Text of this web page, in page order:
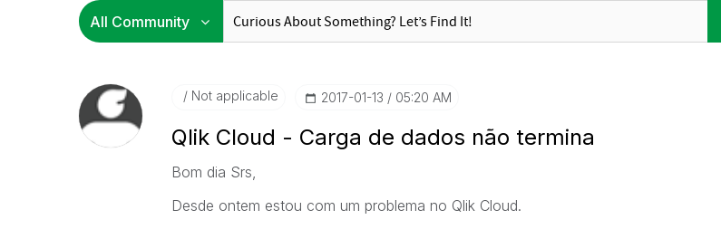
Not applicable ‎2017-01-13 05:20 AM
Qlik Cloud - Carga de dados não termina
Bom dia Srs,
Desde ontem estou com um problema no Qlik Cloud.